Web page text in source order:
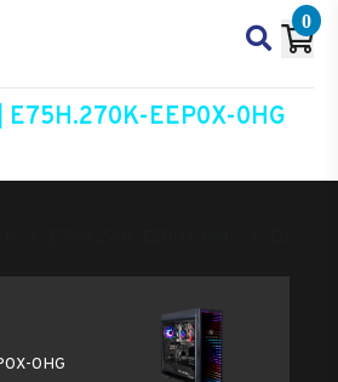
0
EEP0X-0HG
0HG